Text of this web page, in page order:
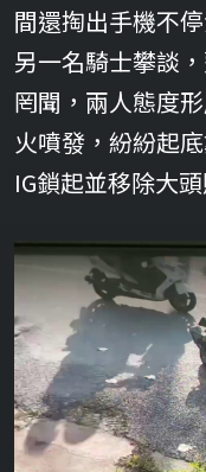
間還掏出手機不
另一名騎士攀談
罔聞，兩人態度
火噴發，紛紛起
IG鎖起並移除大